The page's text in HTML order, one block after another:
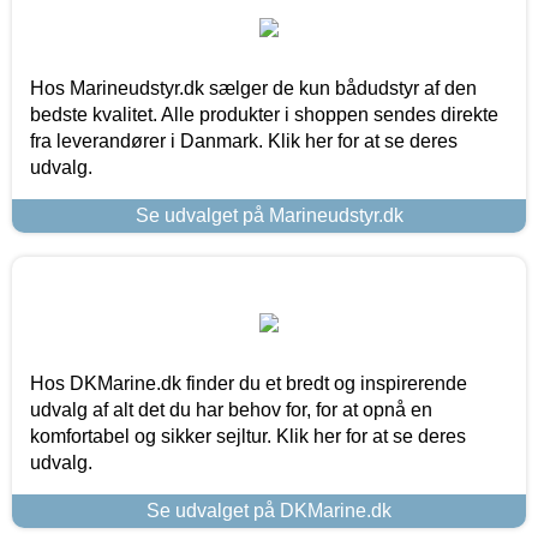
Hos Marineudstyr.dk sælger de kun bådudstyr af den
bedste kvalitet. Alle produkter i shoppen sendes direkte
fra leverandører i Danmark. Klik her for at se deres
udvalg.
Se udvalget på Marineudstyr.dk
Hos DKMarine.dk finder du et bredt og inspirerende
udvalg af alt det du har behov for, for at opnå en
komfortabel og sikker sejltur. Klik her for at se deres
udvalg.
Se udvalget på DKMarine.dk